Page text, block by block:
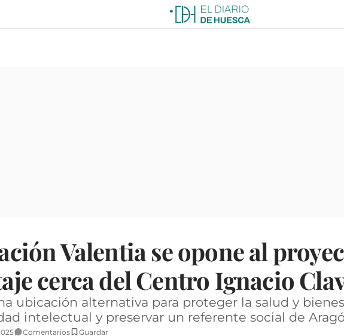
Valentia se opone al
cerca del Centro Ignacio
ubicación alternativa para proteger la salud y
intelectual y preservar un referente social de
Comentarios Guardar